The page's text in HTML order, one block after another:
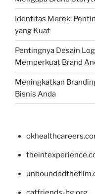
Identitas Merek:
yang Kuat
Pentingnya Desain
Memperkuat Brand
Meningkatkan
Bisnis Anda